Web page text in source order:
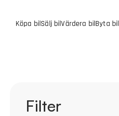
Köpa bilSälj bilVärdera bilByta bil
Filter